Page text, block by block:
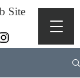
Site